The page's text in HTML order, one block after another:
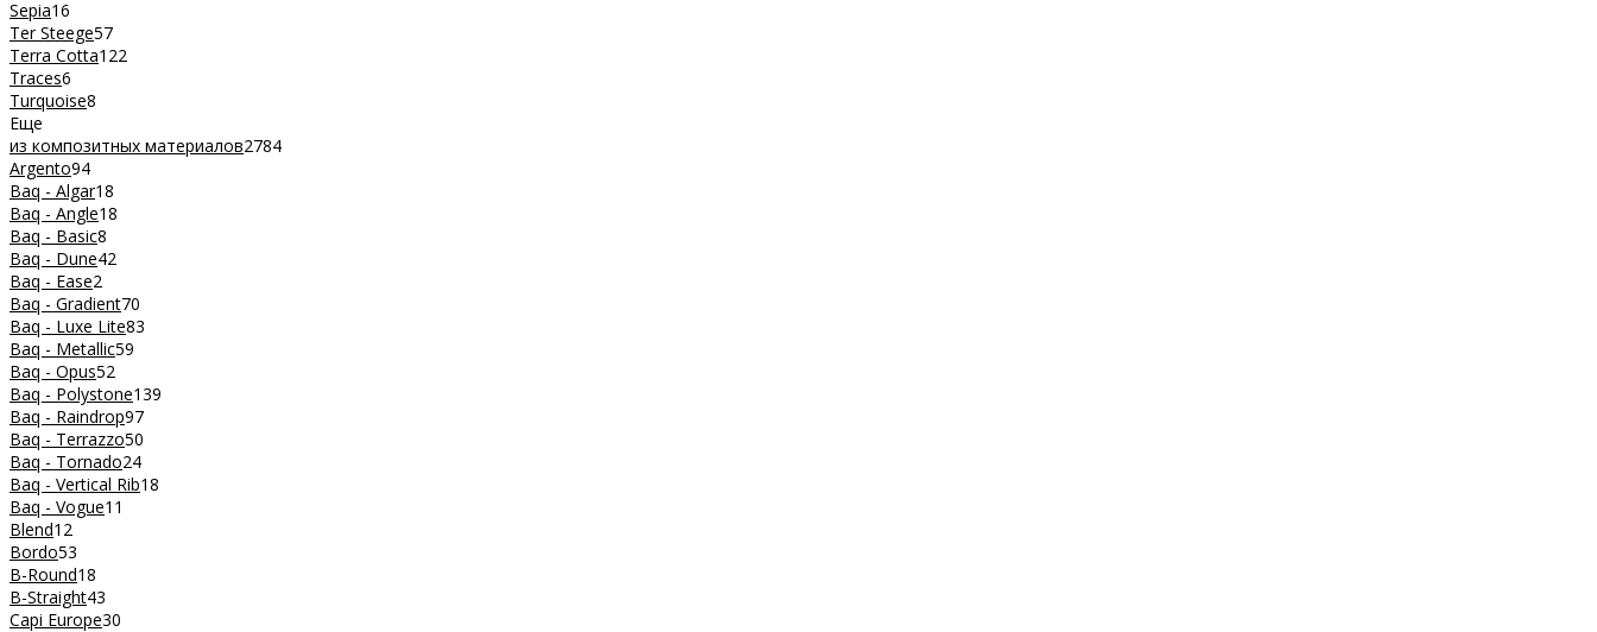
Sepia16
Ter Steege57
Terra Cotta122
Traces6
Turquoise8
Еще
из композитных материалов2784
Argento94
Baq - Algar18
Baq - Angle18
Baq - Basic8
Baq - Dune42
Baq - Ease2
Baq - Gradient70
Baq - Luxe Lite83
Baq - Metallic59
Baq - Opus52
Baq - Polystone139
Baq - Raindrop97
Baq - Terrazzo50
Baq - Tornado24
Baq - Vertical Rib18
Baq - Vogue11
Blend12
Bordo53
B-Round18
B-Straight43
Capi Europe30